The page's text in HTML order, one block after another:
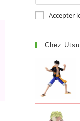
Accepter
Chez